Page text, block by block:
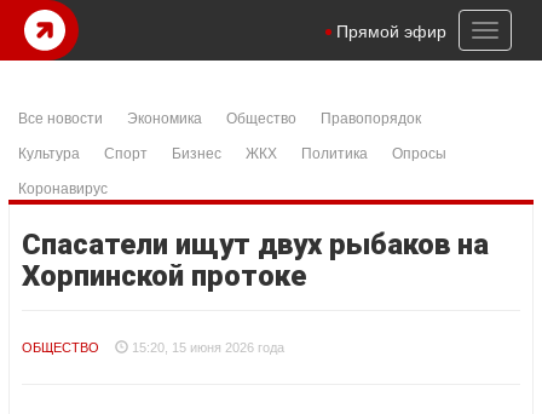
Toggle
Прямой эфир
Все новости Экономика Общество
Правопорядок
Культура
Спорт Бизнес ЖКХ Политика
Опросы
Коронавирус
Спасатели ищут двух рыбаков на
Хорпинской протоке
ОБЩЕСТВО 15:20, 15 июня 2026 года